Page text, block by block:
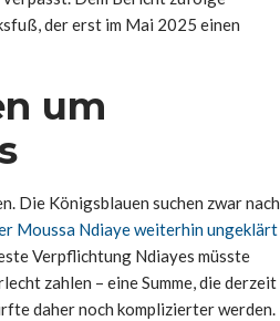
der erst im Mai 2025 einen
um
Die Königsblauen suchen zwar nach
Moussa Ndiaye weiterhin ungeklärt
Verpflichtung Ndiayes müsste
zahlen – eine Summe, die derzeit
daher noch komplizierter werden.